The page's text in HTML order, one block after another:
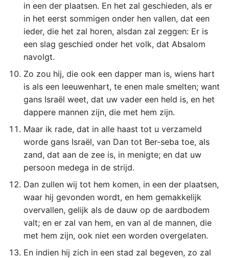
Filémon
Hebreeën
1 Petrus
2 Petrus
1 Johannes
2 Johannes
3 Johannes
in een der plaatsen. En het zal geschieden, als er
in het eerst sommigen onder hen vallen, dat een
ieder, die het zal horen, alsdan zal zeggen: Er is
een slag geschied onder het volk, dat Absalom
navolgt.
Zo zou hij, die ook een dapper man is, wiens hart
is als een leeuwenhart, te enen male smelten; want
gans Israël weet, dat uw vader een held is, en het
dappere mannen zijn, die met hem zijn.
Maar ik rade, dat in alle haast tot u verzameld
worde gans Israël, van Dan tot Ber-seba toe, als
zand, dat aan de zee is, in menigte; en dat uw
persoon medega in de strijd.
Dan zullen wij tot hem komen, in een der plaatsen,
waar hij gevonden wordt, en hem gemakkelijk
overvallen, gelijk als de dauw op de aardbodem
valt; en er zal van hem, en van al de mannen, die
met hem zijn, ook niet een worden overgelaten.
En indien hij zich in een stad zal begeven, zo zal